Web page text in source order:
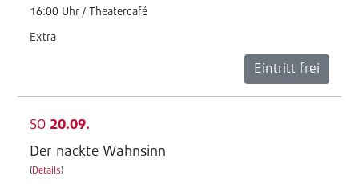
16:00 Uhr / Theatercafé
Extra
Eintritt frei
SO 20.09.
Der nackte Wahnsinn
(Details)